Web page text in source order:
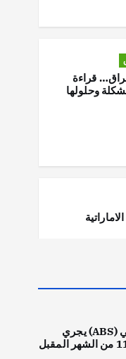
قراءة
وحلولها
غير مصنف
الشمري الذي
كمال
مكتب الإحصاءات الأسترالي (ABS) يجري